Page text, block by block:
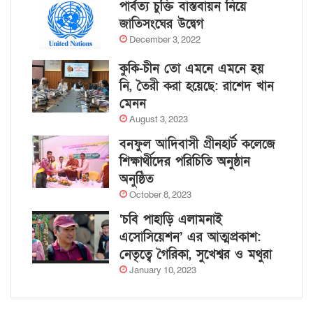
পার্বত্য চুক্তি বাস্তবায়ন নিয়ে
জাতিসংঘের উদ্বেগ
December 3, 2022
কুকি-চীন তো এমনে এমনে হয়
নি, তৈরী করা হয়েছে: রাশেদ খান
মেনন
August 3, 2023
বনফুল আদিবাসী গ্রীনহার্ট কলেজে
শিক্ষার্থীদের পরিচিতি অনুষ্ঠান
অনুষ্ঠিত
October 8, 2023
‘চবি পাহাড়ি এলামনাই
এসোসিয়েশন’ এর আত্মপ্রকাশ:
নেতৃত্বে গৈরিকা, সুখেশ্বর ও মথুরা
January 10, 2023